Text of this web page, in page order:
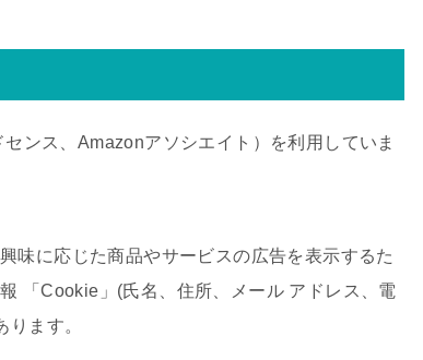
ンス、Amazonアソシエイト）を利用していま
味に応じた商品やサービスの広告を表示するた
「Cookie」(氏名、住所、メール アドレス、電
ます。